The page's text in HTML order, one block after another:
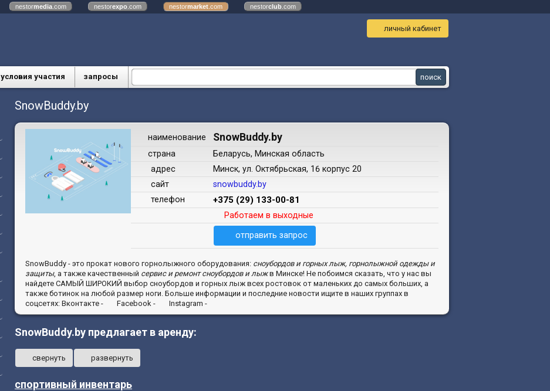
nestormedia .com nestorexpo .com nestormarket .com nestorclub .com
личный кабинет
условия участия запросы
SnowBuddy.by
наименование SnowBuddy.by
страна
Беларусь, Минская область
адрес
Минск, ул. Октябрьская, 16 корпус 20
сайт
snowbuddy.by
телефон
+375 (29) 133-00-81
Работаем в выходные
отправить запрос
SnowBuddy - это прокат нового горнолыжного оборудования: сноубордов и горных лыж, горнолыжной одежды и
защиты, а также качественный сервис и ремонт сноубордов и лыжв Минске! Не побоимся сказать, что у нас вы
найдете САМЫЙ ШИРОКИЙ выбор сноубордов и горных лыж всех ростовок от маленьких до самых больших, а
также ботинок на любой размер ноги. Больше информации и последние новости ищите в наших группах в
соцсетях: Вконтакте -
Facebook - Instagram -
SnowBuddy.by предлагает в аренду:
свернуть развернуть
спортивный инвентарь